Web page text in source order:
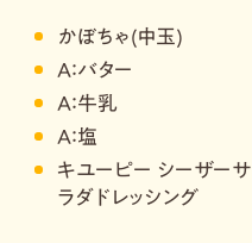
かぼちゃ(中玉)
A：バター
A：牛乳
A：塩
キユーピー シーザーサ
ラダドレッシング